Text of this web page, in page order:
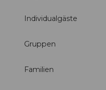
Individualgäste
Gruppen
Familien